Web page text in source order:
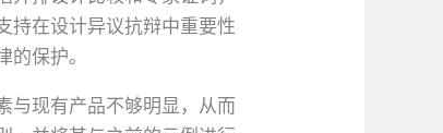
持在设计异议抗辩中重要性
保护。
与现有产品不够明显，从而